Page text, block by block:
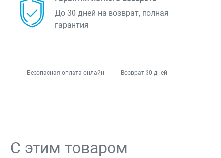
До 30 дней на возврат, полная
гарантия
Безопасная оплата онлайн Возврат 30 дней
С этим товаром